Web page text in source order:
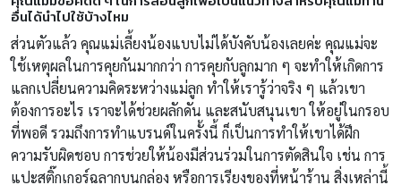
อื่นได้นำไปใช้บ้างไหม
ส่วนตัวแล้ว คุณแม่เลี้ยงน้องแบบไม่ได้บังคับน้องเลยค่ะ คุณแม่จะ
ใช้เหตุผลในการคุยกันมากกว่า การคุยกับลูกมาก ๆ จะทำให้เกิดการ
แลกเปลี่ยนความคิดระหว่างแม่ลูก ทำให้เรารู้ว่าจริง ๆ แล้วเขา
ต้องการอะไร เราจะได้ช่วยผลักดัน และสนับสนุนเขา ให้อยู่ในกรอบ
ที่พอดี รวมถึงการทำแบรนด์ในครั้งนี้ ก็เป็นการทำให้เขาได้ฝึก
ความรับผิดชอบ การช่วยให้น้องมีส่วนร่วมในการตัดสินใจ เช่น การ
แปะสติ๊กเกอร์ฉลากบนกล่อง หรือการเรียงของที่หน้าร้าน สิ่งเหล่านี้